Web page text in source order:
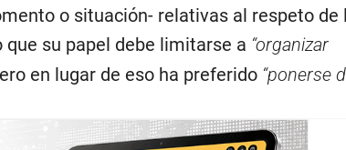
o situación- relativas al respeto de
que su papel debe limitarse a “organizar
en lugar de eso ha preferido “ponerse